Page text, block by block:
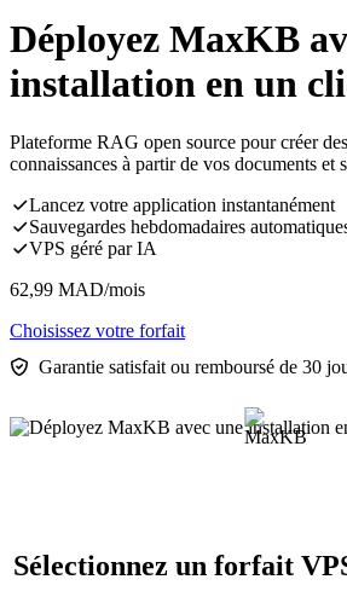
Déployez MaxKB
installation en un
Plateforme RAG open source pour créer
connaissances à partir de vos documents et
Lancez votre application instantanément
Sauvegardes hebdomadaires
VPS géré par IA
62,99 MAD/mois
Choisissez votre forfait
Garantie satisfait ou remboursé de 30
Sélectionnez un forfait